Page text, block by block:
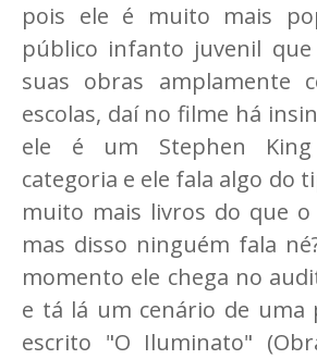
pois ele é muito mais
público infanto juvenil
suas obras amplamente
escolas, daí no filme há
ele é um Stephen
categoria e ele fala algo do
muito mais livros do que o
mas disso ninguém fala
momento ele chega no
e tá lá um cenário de uma
escrito "O Iluminato"